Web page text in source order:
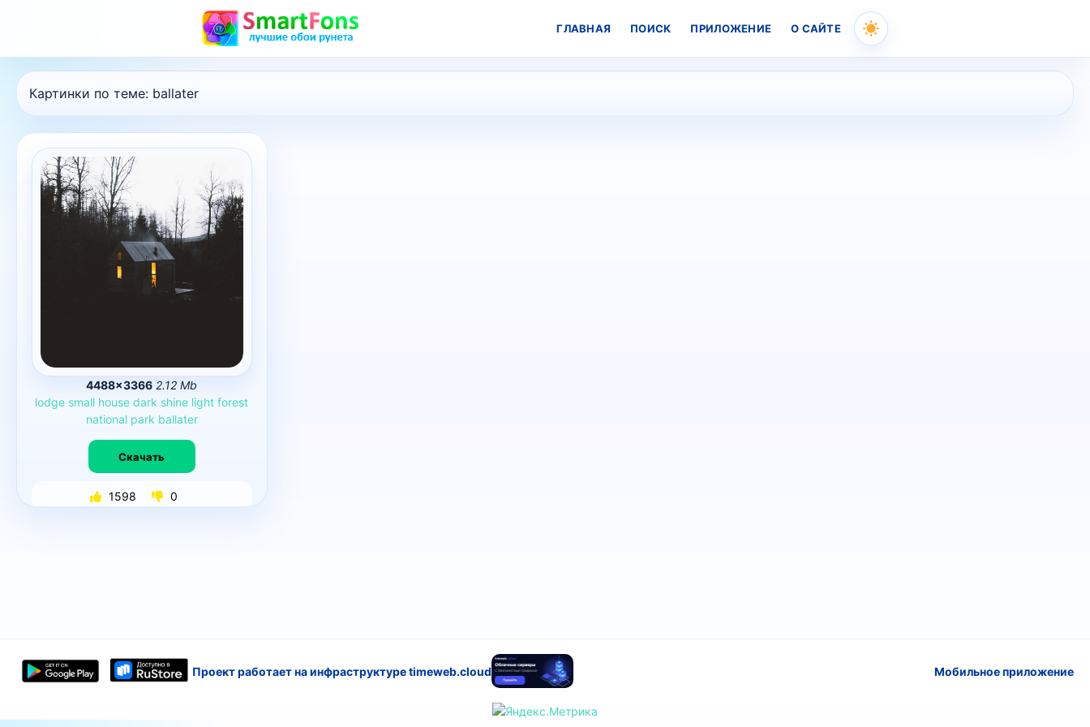
to
ГЛАВНАЯ ПОИСК ПРИЛОЖЕНИЕ О САЙТЕ
Картинки по теме: ballater
4488×3366 2.12 Mb
lodge small house dark shine light forest
national park ballater
Скачать
1598 0
Проект работает на инфраструктуре timeweb.cloud Мобильное приложение